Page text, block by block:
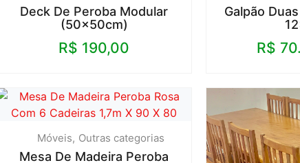
Deck De Peroba Modular
(50x50cm)
R$ 190,00
Galpão
R$
Móveis Outras categorias
Mesa De Madeira Peroba